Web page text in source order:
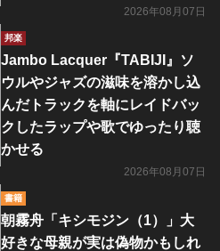
2026年08月07日
邦楽
Jambo Lacquer『TABIJI』ソ
ウルやジャズの滋味を溶かし込
んだトラックを軸にレイドバッ
クしたラップや歌でゆったり聴
かせる
2026年08月07日
書籍
朝霧舟「キシモジン（1）」大
好きな母親が実は偽物かもしれ